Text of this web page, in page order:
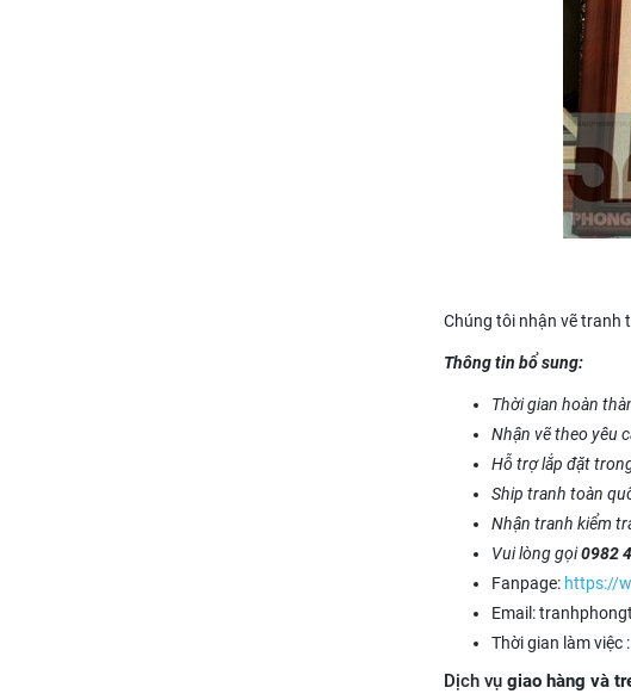
Chúng tôi nhận vẽ tranh
Thông tin bổ sung:
Thời gian hoàn
Nhận vẽ theo yêu
Hỗ trợ lắp đặt
Ship tranh toàn
Nhận tranh kiểm
Vui lòng gọi0982
Fanpage: https://
Email:
Thời gian làm việc
Dịch vụ giao hàng và